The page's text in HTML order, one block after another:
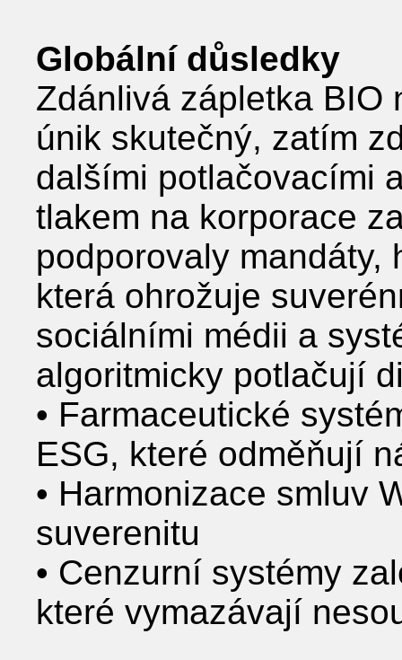
Globální důsledky
Zdánlivá zápletka BIO
únik skutečný, zatím
dalšími potlačovacími
tlakem na korporace
podporovaly mandáty,
která ohrožuje
sociálními médii a
algoritmicky potlačují
• Farmaceutické
ESG, které odměňují
• Harmonizace smluv
suverenitu
• Cenzurní systémy
které vymazávají